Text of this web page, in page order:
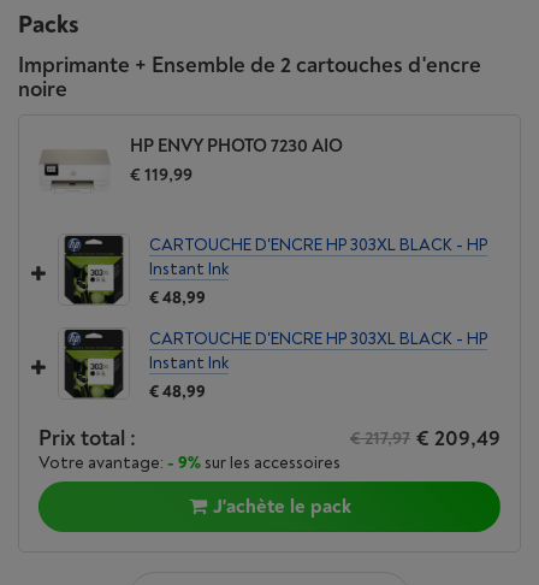
Packs
Imprimante + Ensemble de 2 cartouches d'encre
noire
HP ENVY PHOTO 7230 AIO
€ 119,99
CARTOUCHE D'ENCRE HP 303XL BLACK - HP
Instant Ink
€ 48,99
CARTOUCHE D'ENCRE HP 303XL BLACK - HP
Instant Ink
€ 48,99
Prix total : € 217,97 € 209,49
Votre avantage: - 9% sur les accessoires
J'achète le pack